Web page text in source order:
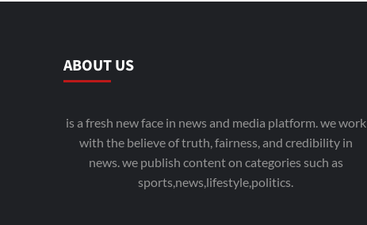
ABOUT US
is a fresh new face in news and media platform. we work
with the believe of truth, fairness, and credibility in
news. we publish content on categories such as
sports,news,lifestyle,politics.